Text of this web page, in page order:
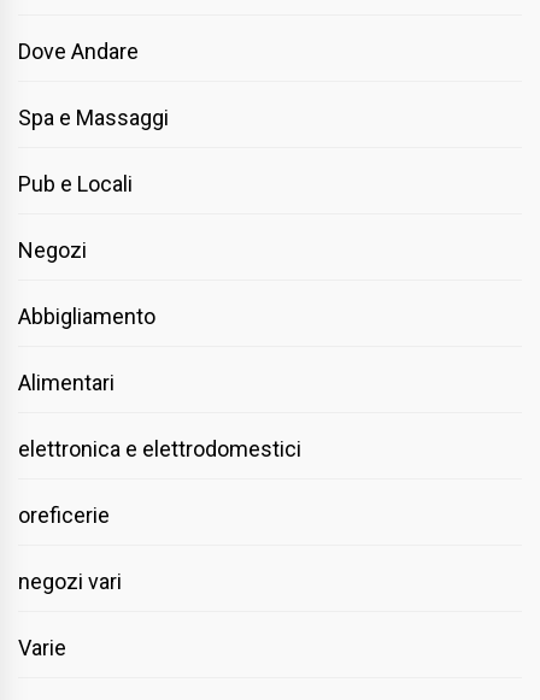
Dove Andare
Spa e Massaggi
Pub e Locali
Negozi
Abbigliamento
Alimentari
elettronica e elettrodomestici
oreficerie
negozi vari
Varie